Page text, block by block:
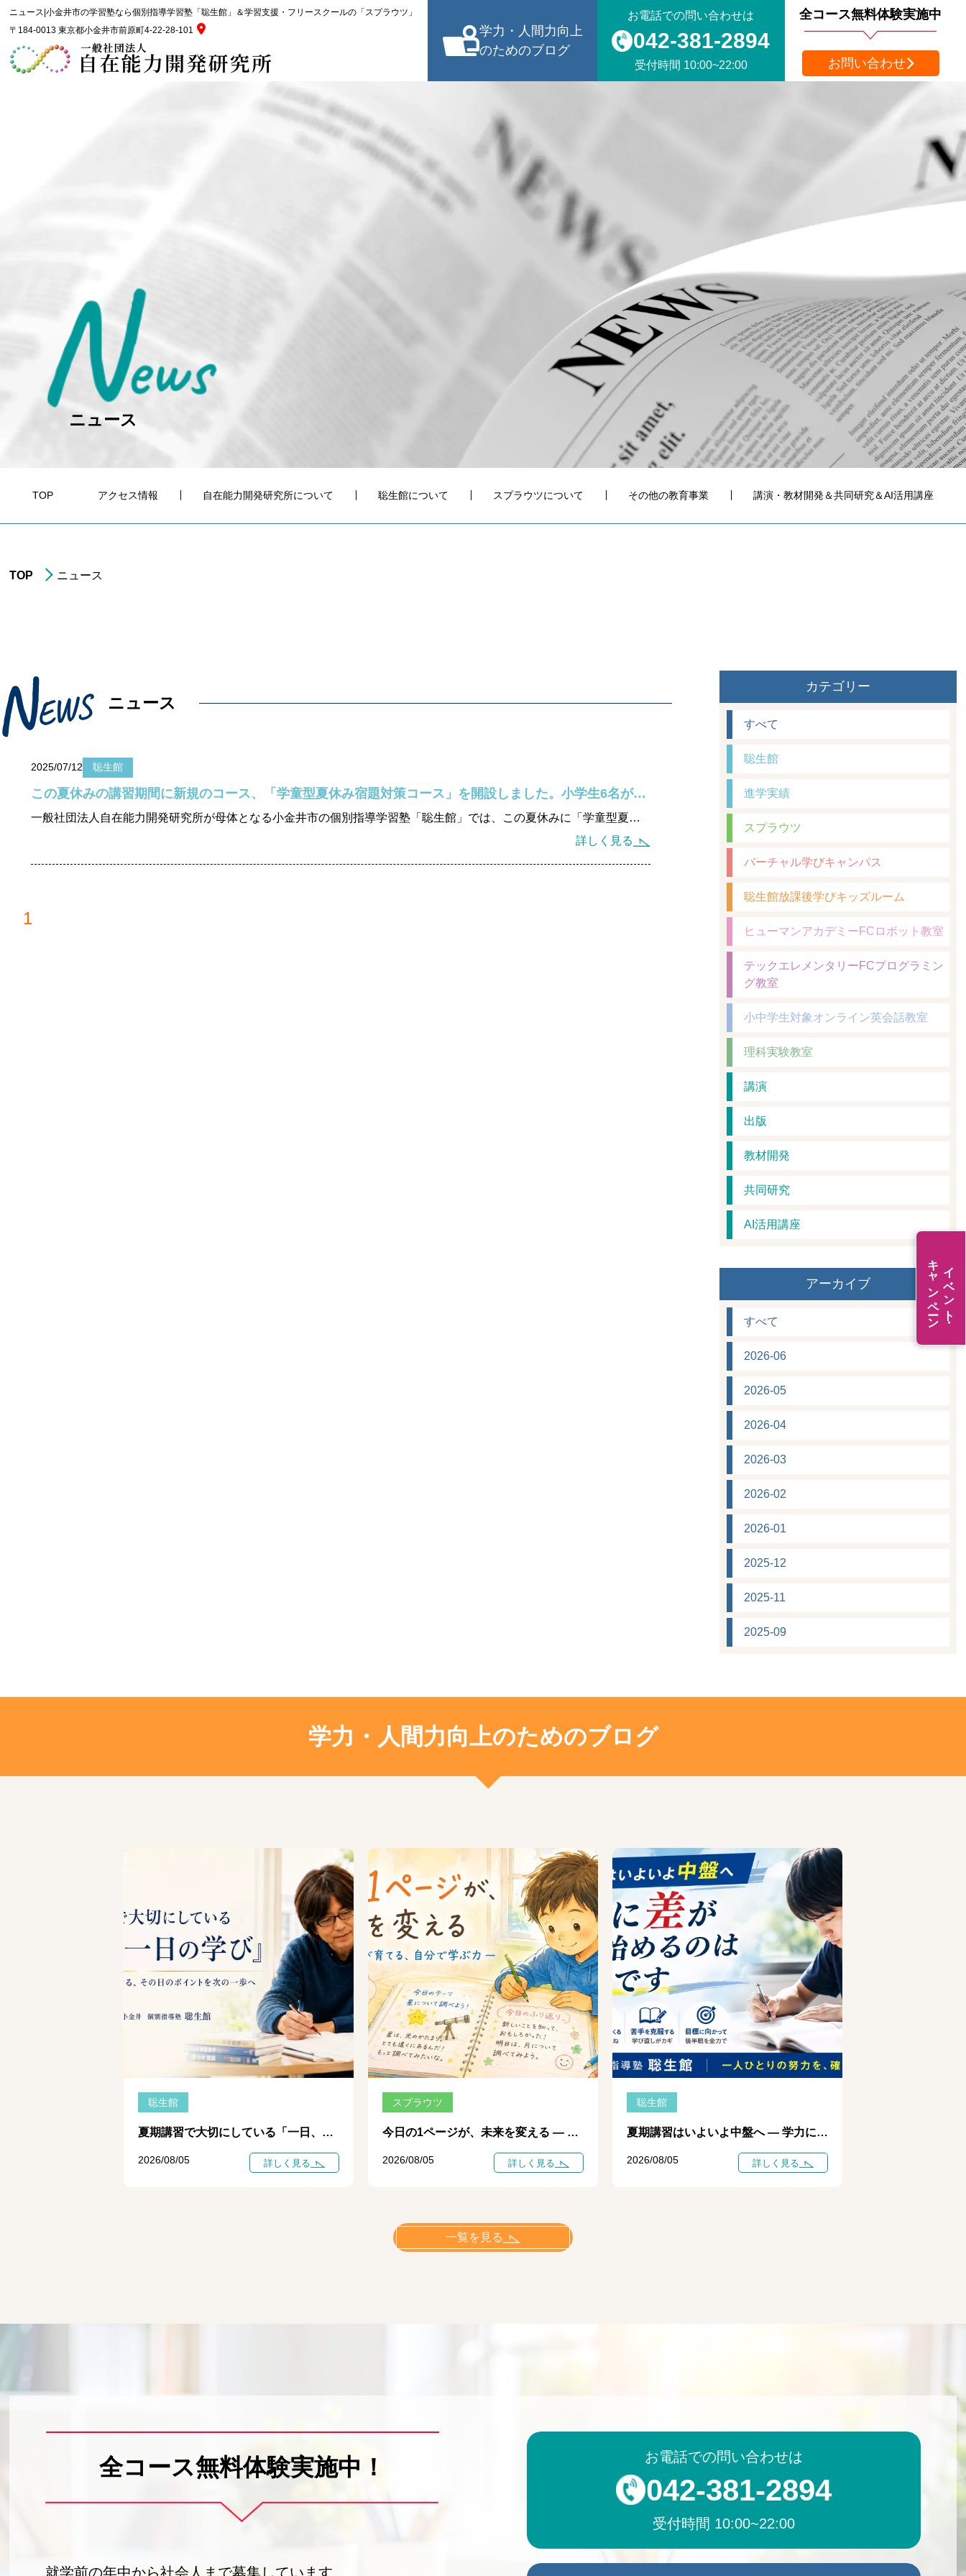
ニュース|小金井市の学習塾なら個別指導学習塾「聡生館」＆学習支援・フリースクールの「スプラウツ」
〒184-0013 東京都小金井市前原町4-22-28-101
学力・人間力向上
のためのブログ
お電話での問い合わせは
042-381-2894
受付時間 10:00~22:00
全コース無料体験実施中
お問い合わせ
イベント・
キャンペーン
News
ニュース
TOP アクセス情報 自在能力開発研究所について 聡生館について スプラウツについて その他の教育事業 講演・教材開発＆共同研究＆AI活用講座
TOP ニュース
S ニュース
2025/07/12 聡生館
この夏休みの講習期間に新規のコース、「学童型夏休み宿題対策コース」を開設しました。小学生6名が定員となります。申し込み順での締め切りとなります。
一般社団法人自在能力開発研究所が母体となる小金井市の個別指導学習塾「聡生館」では、この夏休みに「学童型夏休み宿題対策コース」を設置しました。小学生を対象に定員6名となります。 申し込み順での締め切りになりますので、是非、早めにお申込み下さい。
詳しく見る
1
カテゴリー
すべて
聡生館
進学実績
スプラウツ
バーチャル学びキャンパス
聡生館放課後学びキッズルーム
ヒューマンアカデミーFCロボット教室
テックエレメンタリーFCプログラミン
グ教室
小中学生対象オンライン英会話教室
理科実験教室
講演
出版
教材開発
共同研究
AI活用講座
アーカイブ
すべて
2026-06
2026-05
2026-04
2026-03
2026-02
2026-01
2025-12
2025-11
2025-09
学力・人間力向上のためのブログ
聡生館
夏期講習で大切にしている「一日、一日の学び」 ― 個別指導だからできる、その日のポイントを次の一歩につなげる学習 ―
2026/08/05 詳しく見る
スプラウツ
今日の1ページが、未来を変える ― 自学ノートが育てる、自分で学ぶ力 ―
2026/08/05 詳しく見る
聡生館
夏期講習はいよいよ中盤へ ― 学力に差がつき始めるのは「今」です ―
2026/08/05 詳しく見る
一覧を見る
全コース無料体験実施中！
就学前の年中から社会人まで募集しています。
お電話での問い合わせは
042-381-2894
受付時間 10:00~22:00